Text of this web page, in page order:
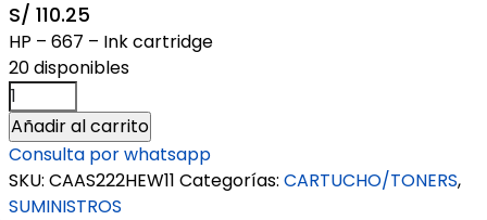
S/ 110.25
HP – 667 – Ink cartridge
20 disponibles
Cartucho
de
tinta
HP
-
Añadir al carrito
Consulta por whatsapp
SKU: CAAS222HEW11 Categorías: CARTUCHO/TONERS,
SUMINISTROS